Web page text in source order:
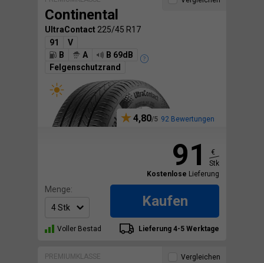
Continental
UltraContact 225/45 R17
91
V
B
A
B 69dB
Felgenschutzrand
4,80 92 Bewertungen
91
€
Stk
Kostenlose Lieferung
Menge:
Kaufen
Voller Bestad Lieferung 4-5 Werktage
PREMIUMKLASSE Vergleichen